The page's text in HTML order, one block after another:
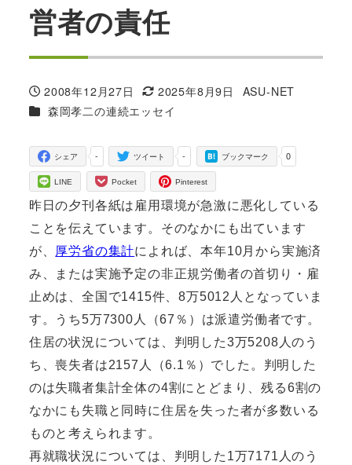
営者の責任
投稿日
2008年12月27日
更新日
2025年8月9日
著
ASU-NET
カテゴリー
森岡孝二の連続エッセイ
-
シェア -
ツイート 0
ブックマーク
LINE Pocket Pinterest
昨日の夕刊各紙は雇用環境が急激に悪化している
ことを伝えています。そのなかにも出ています
が、 厚労省の集計によれば、本年10月から実施済
み、または実施予定の非正規労働者の首切り・雇
止めは、全国で1415件、8万5012人となっていま
す。うち5万7300人（67％）は派遣労働者です。
住居の状況については、判明した3万5208人のう
ち、喪失者は2157人（6.1％）でした。判明した
のは失職者集計全体の4割にとどまり、残る6割の
なかにも失職と同時に住居を失った者が多数いる
ものと考えられます。
再就職状況については、判明した1万7171人のう